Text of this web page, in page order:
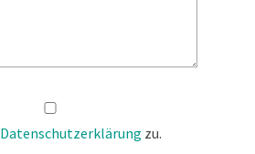
Datenschutzerklärung zu.